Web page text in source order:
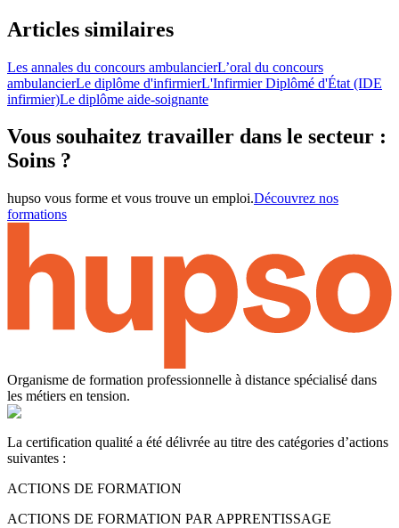
Articles similaires
Les annales du concours ambulancierL’oral du concours
ambulancierLe diplôme d'infirmierL'Infirmier Diplômé d'État (IDE
infirmier)Le diplôme aide-soignante
Vous souhaitez travailler dans le secteur :
Soins ?
hupso vous forme et vous trouve un emploi.Découvrez nos
formations
Organisme de formation professionnelle à distance spécialisé dans
les métiers en tension.
La certification qualité a été délivrée au titre des catégories d’actions
suivantes :
ACTIONS DE FORMATION
ACTIONS DE FORMATION PAR APPRENTISSAGE